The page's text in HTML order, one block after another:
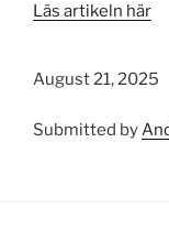
Läs artikeln här
August 21, 2025
Submitted by